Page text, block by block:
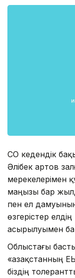
СҚО кедендік
Әлібек Қартов
мерекелерімен
маңызы бар
пен ел
өзгерістер
асырылуымен
Облыстағы
«Қазақстанның
біздің